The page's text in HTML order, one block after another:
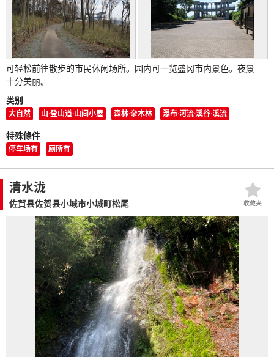
可轻松前往散步的市民休闲场所。园内可一览盛冈市内景色。夜景
十分美丽。
类别
大自然 山·登山道·山间小屋 森林·杂木林 瀑布·河流·溪谷·溪流
特殊條件
停车场有 厕所有
清水泷
佐賀县佐贺县小城市小城町松尾 收藏夹